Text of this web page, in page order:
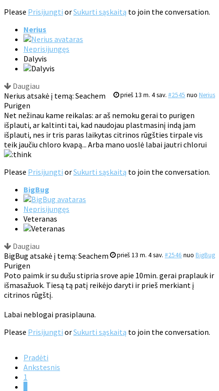
Please Prisijungti orSukurti sąskaitą to join the conversation.
Nerius
Neprisijungęs
Dalyvis
Daugiau
prieš 13 m. 4 sav. #2545 nuo Nerius
Nerius atsakė į temą: Seachem
Purigen
Net nežinau kame reikalas: ar aš nemoku gerai to purigen
išplauti, ar kaltinti tai, kad naudojau plastmasinį indą jam
išplauti, nes ir tris paras laikytas citrinos rūgšties tirpale vis
teik jaučiu chloro kvapą... Arba mano uoslė labai jautri chlorui
Please Prisijungti orSukurti sąskaitą to join the conversation.
BigBug
Neprisijungęs
Veteranas
Daugiau
prieš 13 m. 4 sav. #2546 nuo BigBug
BigBug atsakė į temą: Seachem
Purigen
Poto paimk ir su dušu stipria srove apie 10min. gerai praplauk ir
išmasažuok. Tiesą tą patį reikėjo daryti ir prieš merkiant į
citrinos rūgštį.
Labai neblogai prasiplauna.
Please Prisijungti orSukurti sąskaitą to join the conversation.
Pradėti
Ankstesnis
1